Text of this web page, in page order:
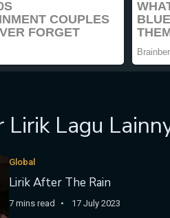
Lirik Lagu
Global
Lirik After The Rain
7 mins read 17 July 2023